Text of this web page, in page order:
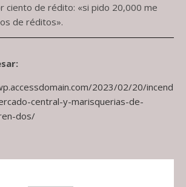
ciento de rédito: «si pido 20,000 me
de réditos».
2023/02/20/incend
central-y-marisquerias-de-
dos/